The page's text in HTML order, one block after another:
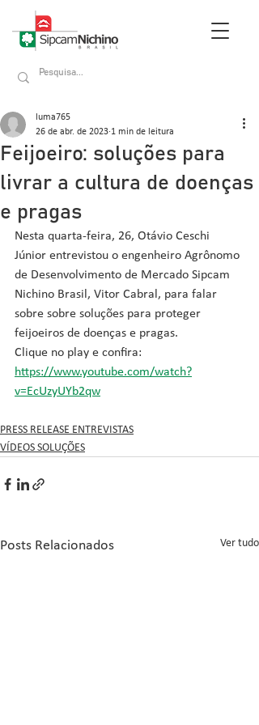
Feijoeiro: soluções para
livrar a cultura de doenças
e pragas
luma765
26 de abr. de 2023 1 min de leitura
Nesta quarta-feira, 26, Otávio Ceschi
Júnior entrevistou o engenheiro Agrônomo
de Desenvolvimento de Mercado Sipcam
Nichino Brasil, Vitor Cabral, para falar
sobre sobre soluções para proteger
feijoeiros de doenças e pragas.
Clique no play e confira:
https://www.youtube.com/watch?
v=EcUzyUYb2qw
PRESS RELEASE ENTREVISTAS
VÍDEOS SOLUÇÕES
Posts Relacionados Ver tudo